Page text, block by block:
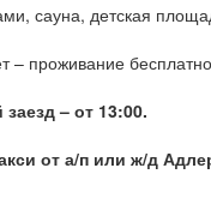
сауна, детская
– проживание
– от 13:00.
от а/п или ж/д